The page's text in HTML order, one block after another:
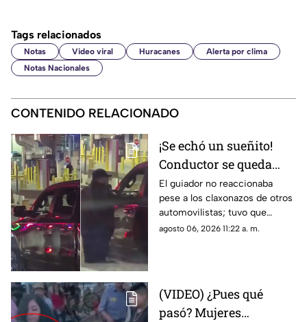
Tags relacionados
Notas Video viral Huracanes
Alerta por clima
Notas Nacionales
CONTENIDO RELACIONADO
¡Se echó un sueñito!
Conductor se queda
dormido en la fila del
puente libre y se
viraliza en Ciudad
Juárez
El guiador no reaccionaba
pese a los claxonazos de otros
automovilistas; tuvo que
intervenir un agente de CBP
agosto 06, 2026 11:22 a. m.
(VIDEO) ¿Pues qué
pasó? Mujeres